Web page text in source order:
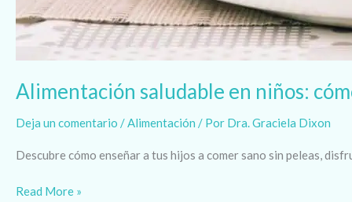
Alimentación saludable en niños:
Deja un comentario / Alimentación / Por Dra. Graciela Dixon
Descubre cómo enseñar a tus hijos a comer sano sin peleas,
Read More »